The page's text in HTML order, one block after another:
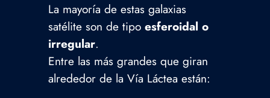
La mayoría de estas galaxias
satélite son de tipo esferoidal o
irregular.
Entre las más grandes que giran
alrededor de la Vía Láctea están: